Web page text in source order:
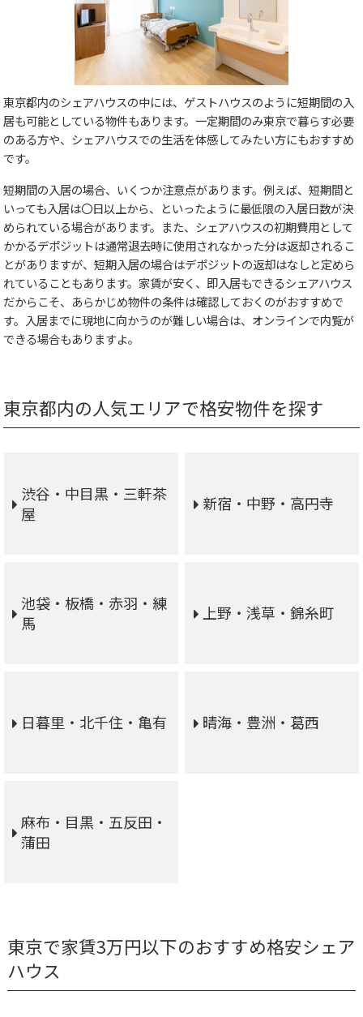
東京都内のシェアハウスの中には、ゲストハウスのように短期間の入
居も可能としている物件もあります。一定期間のみ東京で暮らす必要
のある方や、シェアハウスでの生活を体感してみたい方にもおすすめ
です。
短期間の入居の場合、いくつか注意点があります。例えば、短期間と
いっても入居は〇日以上から、といったように最低限の入居日数が決
められている場合があります。また、シェアハウスの初期費用として
かかるデポジットは通常退去時に使用されなかった分は返却されるこ
とがありますが、短期入居の場合はデポジットの返却はなしと定めら
れていることもあります。家賃が安く、即入居もできるシェアハウス
だからこそ、あらかじめ物件の条件は確認しておくのがおすすめで
す。入居までに現地に向かうのが難しい場合は、オンラインで内覧が
できる場合もありますよ。
東京都内の人気エリアで格安物件を探す
渋谷・中目黒・三軒茶
屋
新宿・中野・高円寺
池袋・板橋・赤羽・練
馬
上野・浅草・錦糸町
日暮里・北千住・亀有 晴海・豊洲・葛西
麻布・目黒・五反田・
蒲田
東京で家賃3万円以下のおすすめ格安シェア
ハウス